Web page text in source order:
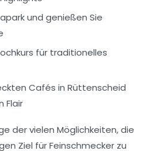
und genießen Sie
für traditionelles
Cafés in Rüttenscheid
Flair
der vielen Möglichkeiten, die
Ziel fürFeinschmecker zu